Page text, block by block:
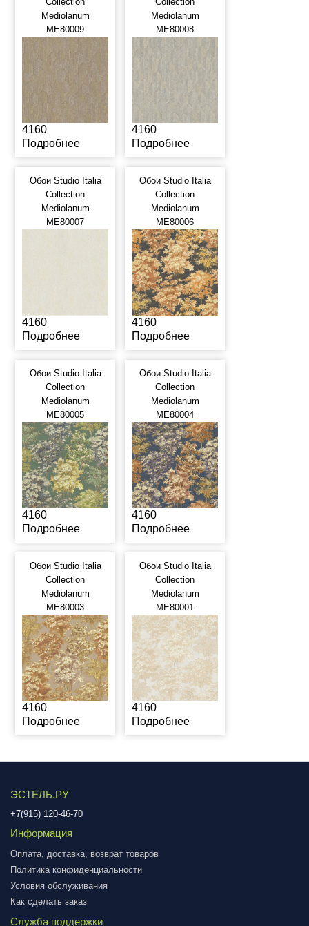
Mediolanum
ME80009
4160
Подробнее
Mediolanum
ME80008
4160
Подробнее
Обои Studio Italia
Collection
Mediolanum
ME80007
4160
Подробнее
Обои Studio Italia
Collection
Mediolanum
ME80006
4160
Подробнее
Обои Studio Italia
Collection
Mediolanum
ME80005
4160
Подробнее
Обои Studio Italia
Collection
Mediolanum
ME80004
4160
Подробнее
Обои Studio Italia
Collection
Mediolanum
ME80003
4160
Подробнее
Обои Studio Italia
Collection
Mediolanum
ME80001
4160
Подробнее
ЭСТЕЛЬ.РУ
+7(915) 120-46-70
Информация
Оплата, доставка, возврат товаров
Политика конфиденциальности
Условия обслуживания
Как сделать заказ
Служба поддержки